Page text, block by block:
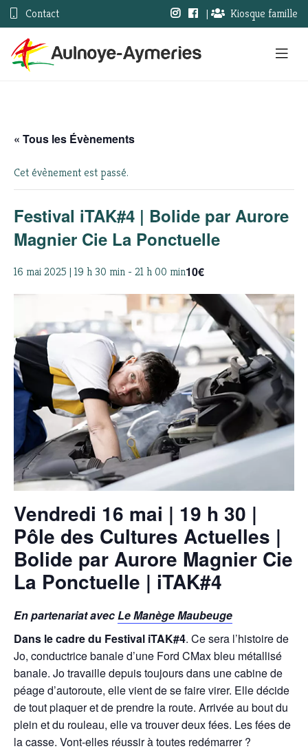
Contact | Kiosque famille
« Tous les Évènements
Cet évènement est passé.
Festival iTAK#4 | Bolide par Aurore
Magnier Cie La Ponctuelle
16 mai 2025 | 19 h 30 min - 21 h 00 min10€
Vendredi 16 mai | 19 h 30 |
Pôle des Cultures Actuelles |
Bolide par Aurore Magnier Cie
La Ponctuelle | iTAK#4
En partenariat avecLe Manège Maubeuge
Dans le cadre du Festival iTAK#4. Ce sera l’histoire de
Jo, conductrice banale d’une Ford CMax bleu métallisé
banale. Jo travaille depuis toujours dans une cabine de
péage d’autoroute, elle vient de se faire virer. Elle décide
de tout plaquer et de prendre la route. Arrivée au bout du
plein et du rouleau, elle va trouver deux fées. Les fées de
la casse. Vont-elles réussir à toutes redémarrer ?